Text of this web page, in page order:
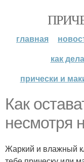
главная
как
прически и
Как
несмотря
Жаркий и влажный